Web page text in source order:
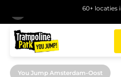
60+ locaties
You Jump Amsterdam-Oost